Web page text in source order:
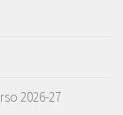
2026-27